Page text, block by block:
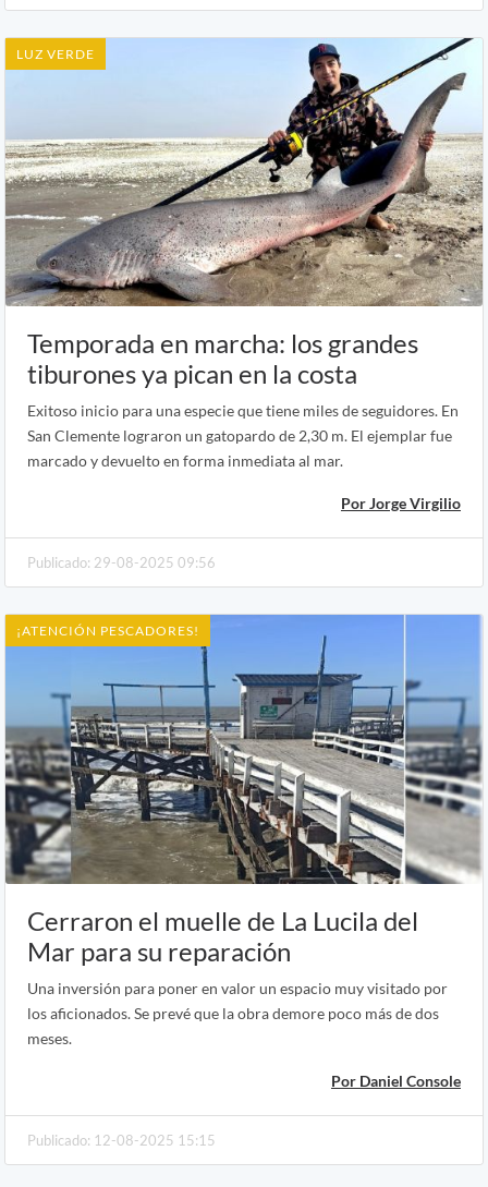
LUZ VERDE
Temporada en marcha: los grandes
tiburones ya pican en la costa
Exitoso inicio para una especie que tiene miles de seguidores. En
San Clemente lograron un gatopardo de 2,30 m. El ejemplar fue
marcado y devuelto en forma inmediata al mar.
Por Jorge Virgilio
Publicado: 29-08-2025 09:56
¡ATENCIÓN PESCADORES!
Cerraron el muelle de La Lucila del
Mar para su reparación
Una inversión para poner en valor un espacio muy visitado por
los aficionados. Se prevé que la obra demore poco más de dos
meses.
Por Daniel Console
Publicado: 12-08-2025 15:15